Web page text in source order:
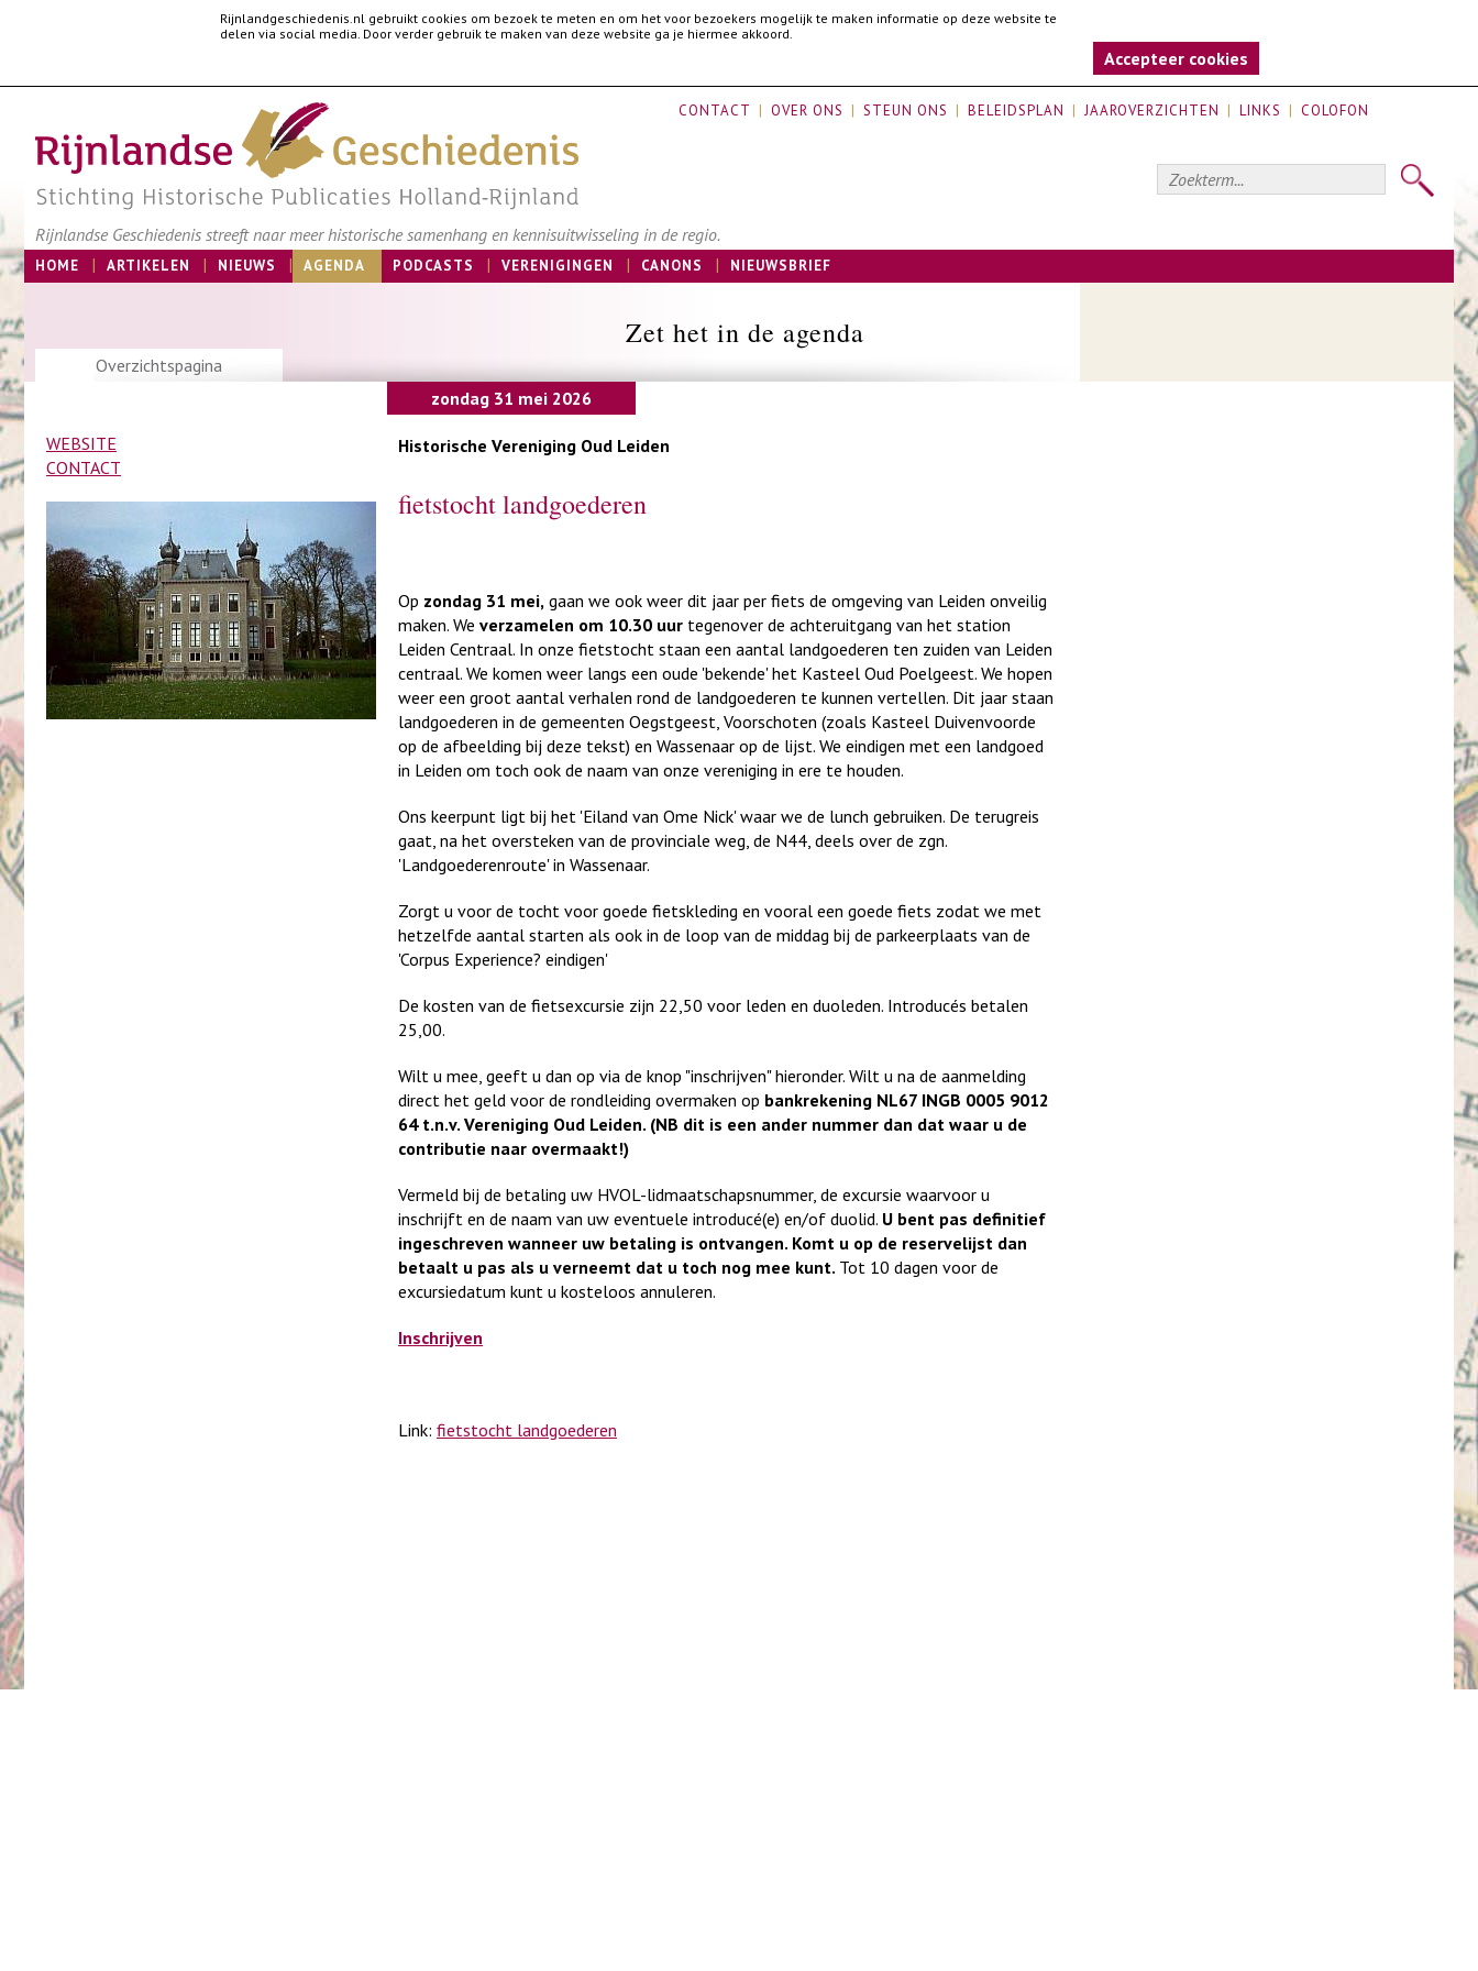
Rijnlandgeschiedenis.nl gebruikt cookies om bezoek te meten en om het voor bezoekers mogelijk te maken informatie op deze website te
delen via social media. Door verder gebruik te maken van deze website ga je hiermee akkoord.
Accepteer cookies
CONTACT OVER ONS STEUN ONS BELEIDSPLAN JAAROVERZICHTEN LINKS COLOFON
Rijnlandse Geschiedenis streeft naar meer historische samenhang en kennisuitwisseling in de regio.
HOME ARTIKELEN NIEUWS AGENDA PODCASTS VERENIGINGEN CANONS NIEUWSBRIEF
Zet het in de agenda
Overzichtspagina
zondag 31 mei 2026
WEBSITE
CONTACT
Historische Vereniging Oud Leiden
fietstocht landgoederen
Op zondag 31 mei, gaan we ook weer dit jaar per fiets de omgeving van Leiden onveilig
maken. We verzamelen om 10.30 uur tegenover de achteruitgang van het station
Leiden Centraal. In onze fietstocht staan een aantal landgoederen ten zuiden van Leiden
centraal. We komen weer langs een oude 'bekende' het Kasteel Oud Poelgeest. We hopen
weer een groot aantal verhalen rond de landgoederen te kunnen vertellen. Dit jaar staan
landgoederen in de gemeenten Oegstgeest, Voorschoten (zoals Kasteel Duivenvoorde
op de afbeelding bij deze tekst) en Wassenaar op de lijst. We eindigen met een landgoed
in Leiden om toch ook de naam van onze vereniging in ere te houden.
Ons keerpunt ligt bij het 'Eiland van Ome Nick' waar we de lunch gebruiken. De terugreis
gaat, na het oversteken van de provinciale weg, de N44, deels over de zgn.
'Landgoederenroute' in Wassenaar.
Zorgt u voor de tocht voor goede fietskleding en vooral een goede fiets zodat we met
hetzelfde aantal starten als ook in de loop van de middag bij de parkeerplaats van de
'Corpus Experience? eindigen'
De kosten van de fietsexcursie zijn 22,50 voor leden en duoleden. Introducés betalen
25,00.
Wilt u mee, geeft u dan op via de knop "inschrijven" hieronder. Wilt u na de aanmelding
direct het geld voor de rondleiding overmaken op bankrekening NL67 INGB 0005 9012
64 t.n.v. Vereniging Oud Leiden. (NB dit is een ander nummer dan dat waar u de
contributie naar overmaakt!)
Vermeld bij de betaling uw HVOL-lidmaatschapsnummer, de excursie waarvoor u
inschrijft en de naam van uw eventuele introducé(e) en/of duolid. U bent pas definitief
ingeschreven wanneer uw betaling is ontvangen. Komt u op de reservelijst dan
betaalt u pas als u verneemt dat u toch nog mee kunt. Tot 10 dagen voor de
excursiedatum kunt u kosteloos annuleren.
Inschrijven
Link: fietstocht landgoederen